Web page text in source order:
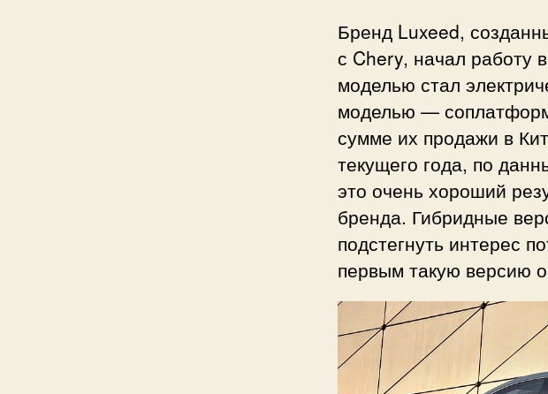
Бренд Luxeed,
с Chery, начал работу
моделью стал
моделью —
сумме их продажи в
текущего года, по
это очень хороший
бренда. Гибридные
подстегнуть интерес
первым такую версию